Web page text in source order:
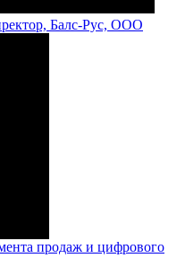
Балс-Рус, ООО
продаж и цифрового